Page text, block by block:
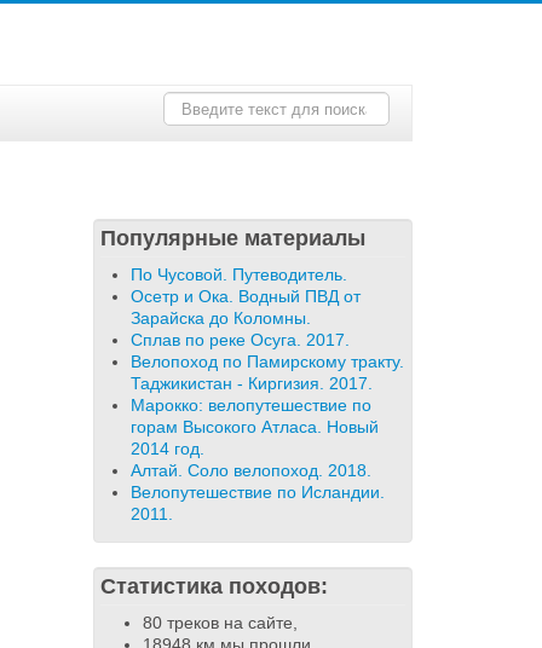
Искать...
Популярные материалы
По Чусовой. Путеводитель.
Осетр и Ока. Водный ПВД от
Зарайска до Коломны.
Сплав по реке Осуга. 2017.
Велопоход по Памирскому тракту.
Таджикистан - Киргизия. 2017.
Марокко: велопутешествие по
горам Высокого Атласа. Новый
2014 год.
Алтай. Соло велопоход. 2018.
Велопутешествие по Исландии.
2011.
Статистика походов:
80 треков на сайте,